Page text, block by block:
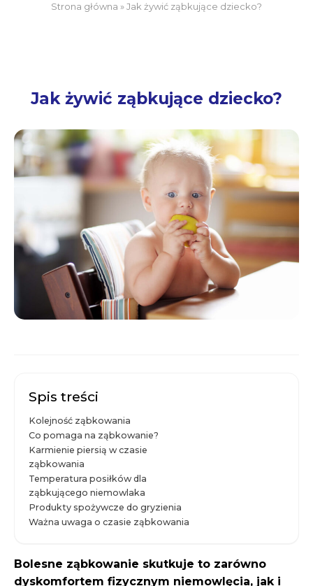
Strona główna »Jak żywić ząbkujące dziecko?
Jak żywić ząbkujące dziecko?
Spis treści
Kolejność ząbkowania
Co pomaga na ząbkowanie?
Karmienie piersią w czasie
ząbkowania
Temperatura posiłków dla
ząbkującego niemowlaka
Produkty spożywcze do gryzienia
Ważna uwaga o czasie ząbkowania
Bolesne ząbkowanie skutkuje to zarówno
dyskomfortem fizycznym niemowlęcia, jak i